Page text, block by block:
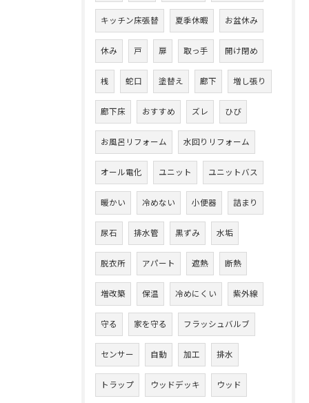
キッチン床張替 夏季休暇 お盆休み
休み 戸 扉 取っ手 開け閉め
桟 蛇口 塗替え 廊下 増し張り
廊下床 おすすめ ズレ ひび
お風呂リフォーム 水回りリフォーム
オール電化 ユニット ユニットバス
暖かい 冷めない 小便器 詰まり
尿石 排水管 黒ずみ 水垢
脱衣所 アパート 遮熱 断熱
増改築 保温 冷めにくい 紫外線
守る 家を守る フラッシュバルブ
センサー 自動 加工 排水
トラップ ウッドデッキ ウッド